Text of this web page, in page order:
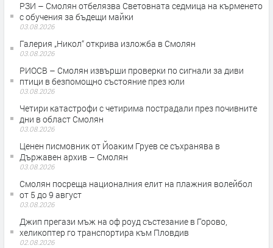
РЗИ – Смолян отбелязва Световната седмица на кърменето
с обучения за бъдещи майки
03.08.2026
Галерия „Никол“ открива изложба в Смолян
03.08.2026
РИОСВ – Смолян извърши проверки по сигнали за диви
птици в безпомощно състояние през юли
03.08.2026
Четири катастрофи с четирима пострадали през почивните
дни в област Смолян
03.08.2026
Ценен писмовник от Йоаким Груев се съхранява в
Държавен архив – Смолян
03.08.2026
Смолян посреща националния елит на плажния волейбол
от 5 до 9 август
03.08.2026
Джип прегази мъж на оф роуд състезание в Горово,
хеликоптер го транспортира към Пловдив
02.08.2026